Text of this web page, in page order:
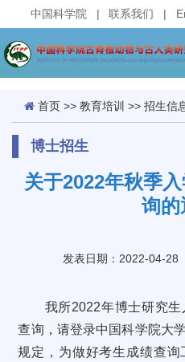
中国科学院 | 联系我们 |
首页 >> 教育培训 >> 招生信
博士招生
关于2022年秋季
询的
发表日期：2022-04-28
我所2022年博士研究生
查询，请登录中国科学院大
规定，为做好考生成绩查